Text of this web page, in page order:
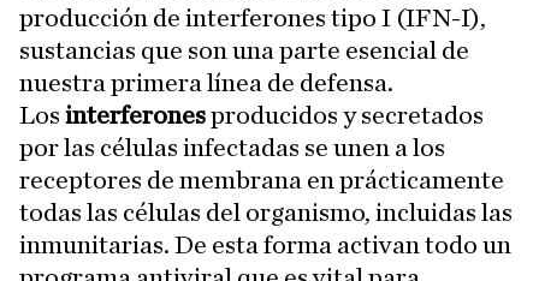
producción de interferones tipo I (IFN-I),
sustancias que son una parte esencial de
nuestra primera línea de defensa.
Los interferonesproducidos y secretados
por las células infectadas se unen a los
receptores de membrana en prácticamente
todas las células del organismo, incluidas las
inmunitarias. De esta forma activan todo un